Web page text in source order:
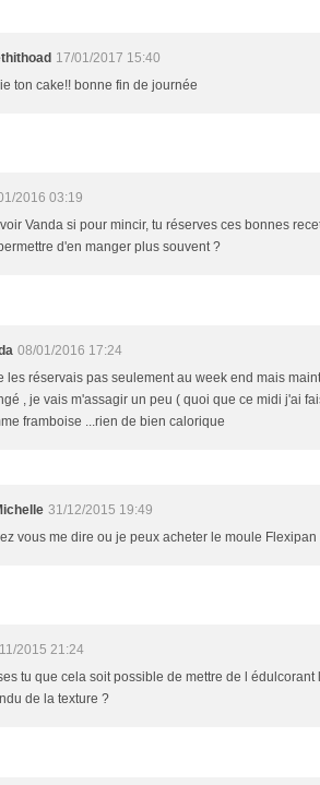
17/01/2017 15:40
ton cake!! bonne fin de journée
2016 03:19
Vanda si pour mincir, tu réserves ces bonnes
d'en manger plus souvent ?
08/01/2016 17:24
les réservais pas seulement au week end mais
, je vais m'assagir un peu ( quoi que ce midi j'ai
framboise ...rien de bien calorique
31/12/2015 19:49
vous me dire ou je peux acheter le moule Flexipan
2015 21:24
tu que cela soit possible de mettre de l
de la texture ?